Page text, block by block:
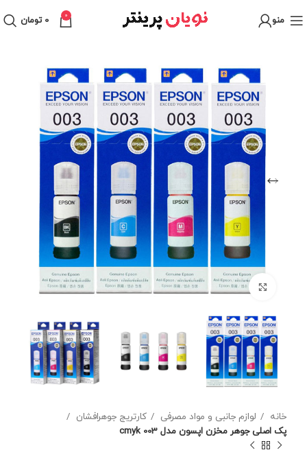
منو 0
0 تومان
برای بزرگنمایی کلیک کنید
خانه لوازم جانبی و مواد مصرفی
کارتریج جوهرافشان
پک اصلی جوهر مخزن اپسون مدل 003 cmyk